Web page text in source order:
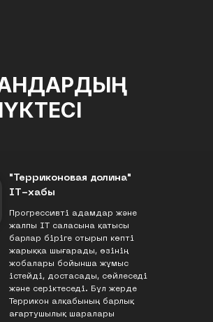
"Терриконовая долина"
IT-хабы
Прогрессивті адамдар және
жалпы IT саласына қатысы
барлар біріге отырып көпті
жарыққа шығарады, өзінің
жобалары бойынша жұмыс
істейді, достасады, сөйлеседі
және серіктеседі. Бұл жерде
Террикон алқабының барлық
ағартушылық шаралары